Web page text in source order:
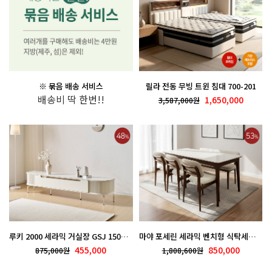
※ 묶음 배송 서비스
배송비 딱 한번!!
릴라 전동 무빙 트윈 침대 700-201
3,587,000원 1,650,000
루키 2000 세라믹 거실장 GSJ 1500-10
875,000원 455,000
마야 포세린 세라믹 벤치형 식탁세트 700-204
1,808,600원 850,000